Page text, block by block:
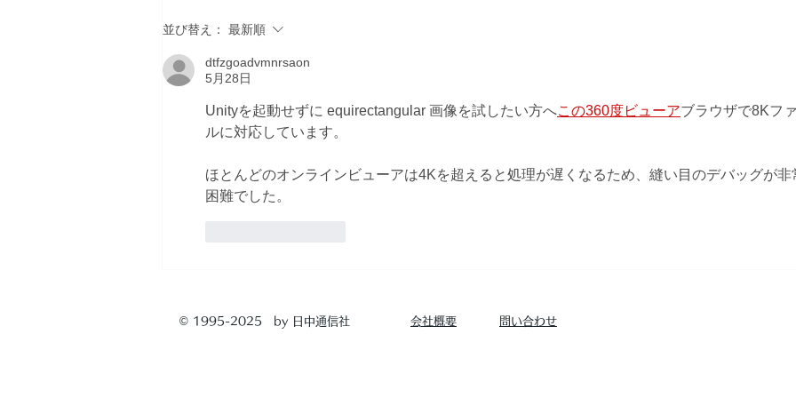
並び替え： 最新順
dtfzgoadvmnrsaon
5月28日
Unityを起動せずに equirectangular 画像を試したい方へこの360度ビューアブラウザで8Kフ
ルに対応しています。
ほとんどのオンラインビューアは4Kを超えると処理が遅くなるため、縫い目のデバッグが非
困難でした。
© 1995-2025 by 日中通信社 ​会社概要 問い合わせ